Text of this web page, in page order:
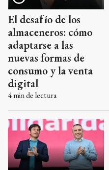
El desafío de los
almaceneros: cómo
adaptarse a las
nuevas formas de
consumo y la venta
digital
4min de lectura